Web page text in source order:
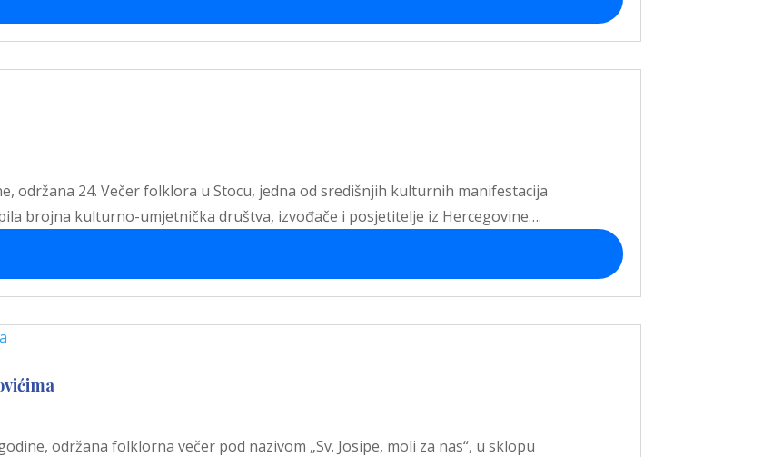
održana 24. Večer folklora u Stocu, jedna od središnjih kulturnih manifestacija
brojna kulturno-umjetnička društva, izvođače i posjetitelje iz Hercegovine….
održana folklorna večer pod nazivom „Sv. Josipe, moli za nas“, u sklopu